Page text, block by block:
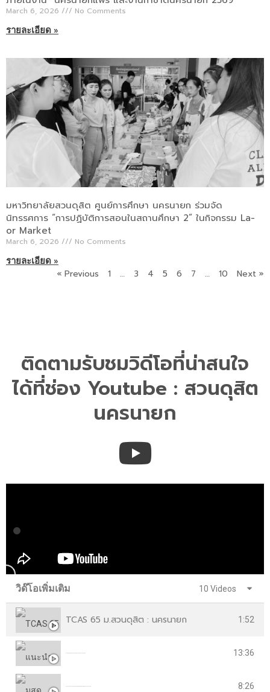
March 6, 2026
No Comments
รายละเอียด »
มหาวิทยาลัยสวนดุสิต ศูนย์การศึกษา นครนายก ร่วมจัด
นิทรรศการ “การปฏิบัติการสอนในสถานศึกษา 2” ในกิจกรรม La-
or Market
March 6, 2026
No Comments
รายละเอียด »
« Previous 1 … 3 4 5 6 7 … 10 Next »
ติดตามรับชมวิดีโอที่น่าสนใจ
ได้ที่ช่อง Youtube : สวนดุสิต
นครนายก
วิด๊โอเพิ่มเติม 10 Videos
TCAS 65 ม.สวนดุสิต : นครนายก 1:52
13:36
8:26